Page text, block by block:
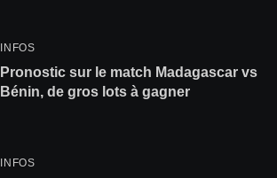
INFOS
Pronostic sur le match Madagascar vs
Bénin, de gros lots à gagner
INFOS